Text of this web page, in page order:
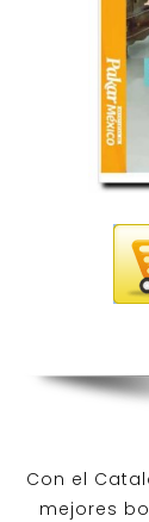
Con el
mejores